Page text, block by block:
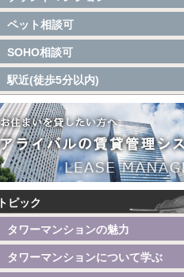
ペット相談可
SOHO相談可
駅近(徒歩5分以内)
トピック
タワーマンションの魅力
タワーマンションについて学ぶ